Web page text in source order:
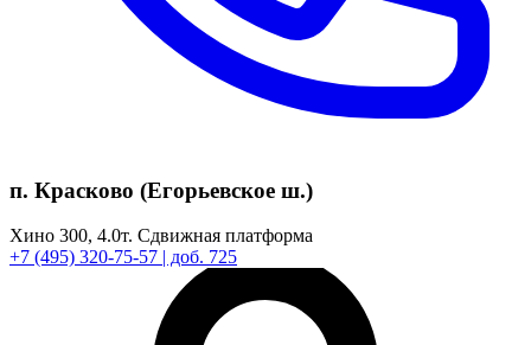
п. Красково (Егорьевское ш.)
Хино 300, 4.0т. Сдвижная платформа
+7 (495) 320-75-57 | доб. 725